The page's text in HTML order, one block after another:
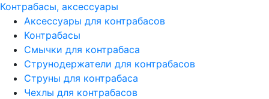
Контрабасы, аксессуары
Аксессуары для контрабасов
Контрабасы
Смычки для контрабаса
Струнодержатели для контрабасов
Струны для контрабаса
Чехлы для контрабасов